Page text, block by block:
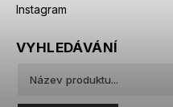
Instagram
VYHLEDÁVÁNÍ